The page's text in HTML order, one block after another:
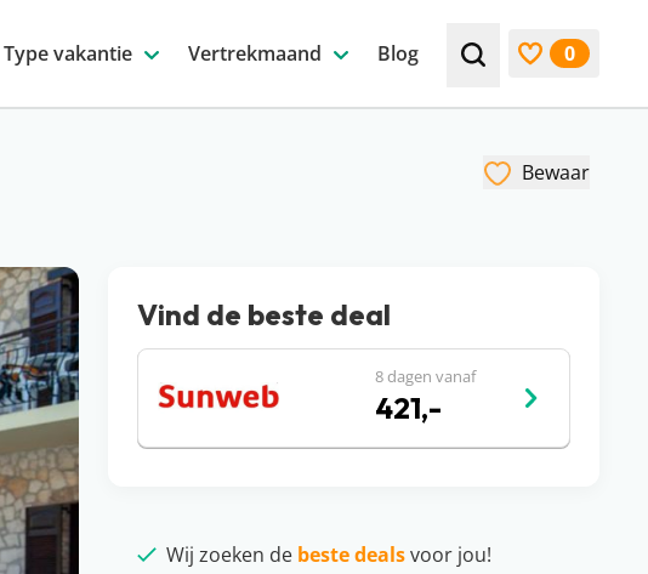
Type vakantie Vertrekmaand Blog Zoek bijv. een
0
Bewaar
Vind de beste deal
8 dagen vanaf
421,-
Wij zoeken de beste dealsvoor jou!